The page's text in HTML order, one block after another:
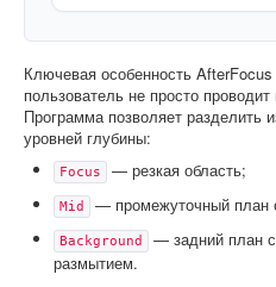
Ключевая особенность
пользователь не просто
Программа позволяет разделить
уровней глубины:
Focus — резкая область;
Mid — промежуточный план
Background
— задний план
размытием.